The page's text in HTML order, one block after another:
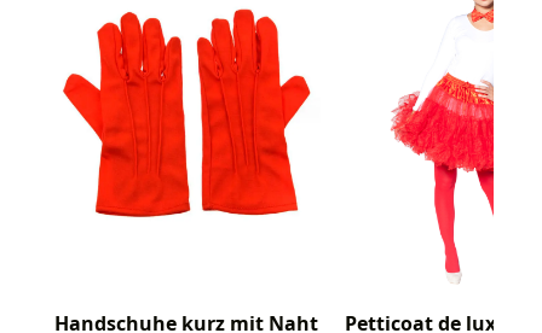
Handschuhe kurz mit Naht Petticoat de luxe